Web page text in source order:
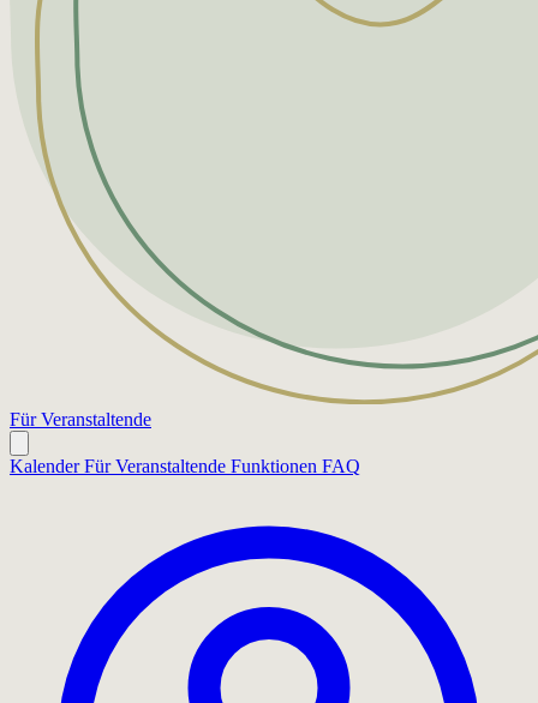
Für Veranstaltende
Kalender Für Veranstaltende Funktionen FAQ